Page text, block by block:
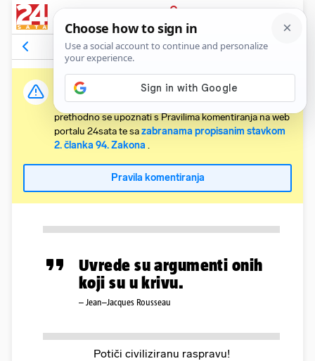
PRIJAVA
Komentari Relevantni
Važna obavijest:
Svaki korisnik koji želi komentirati članke obvezan je
prethodno se upoznati s Pravilima komentiranja na web
portalu 24sata te sazabranama propisanim stavkom
2. članka 94. Zakona .
Pravila komentiranja
Uvrede su argumenti onih
koji su u krivu.
– Jean–Jacques Rousseau
Potiči civiliziranu raspravu!